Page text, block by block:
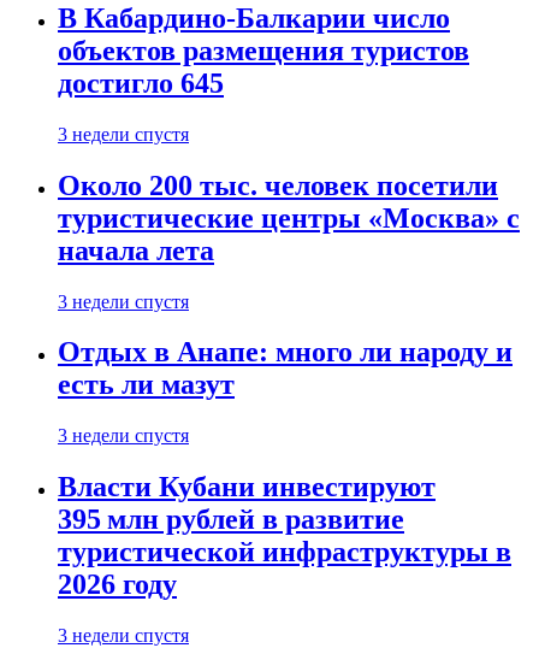
В Кабардино-Балкарии число
объектов размещения туристов
достигло 645
3 недели спустя
Около 200 тыс. человек посетили
туристические центры «Москва» с
начала лета
3 недели спустя
Отдых в Анапе: много ли народу и
есть ли мазут
3 недели спустя
Власти Кубани инвестируют
395 млн рублей в развитие
туристической инфраструктуры в
2026 году
3 недели спустя